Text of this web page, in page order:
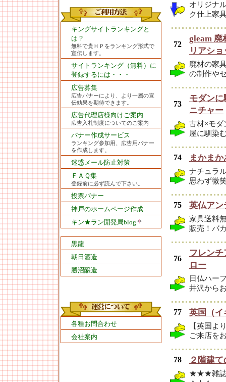
キングサイトランキングと
は？
無料で貴ＨＰをランキング形式で
宣伝します。
サイトランキング（無料）に
登録するには・・・
広告募集
広告バナーにより、より一層の宣
伝効果を期待できます。
広告代理店様向けご案内
広告入札制度についてのご案内
バナー作成サービス
ランキング参加用、広告用バナー
を作成します。
迷惑メール防止対策
ＦＡＱ集
登録前に必ず読んで下さい。
投票バナー
神戸のホームページ作成
キン★ラン開発局blog
黒龍
朝日酒造
勝沼醸造
各種お問合わせ
会社案内
オリジナ
ク仕上家
72
gleam 廃
リアショ
廃材の家
の制作や
73
モダン
ニチャー
古材×モダ
屋に馴染
74 まかま
ナチュラ
思わず微
75 英仏ア
家具送料
販売！バ
76
フレン
ロー
日仏ハー
井沢から
77 英国（イ
【英国よ
ご来店を
78 ２階建
★★★雑誌